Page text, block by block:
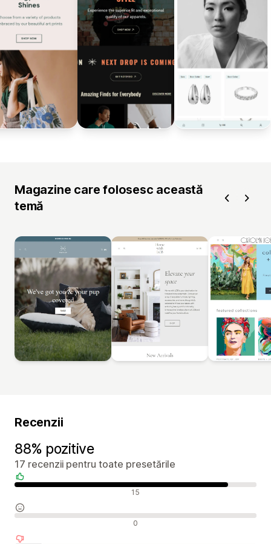
Magazine care folosesc această
temă
Recenzii
88% pozitive
17 recenzii pentru toate presetările
Recenzii pozitive 15
Recenzii neutre 0